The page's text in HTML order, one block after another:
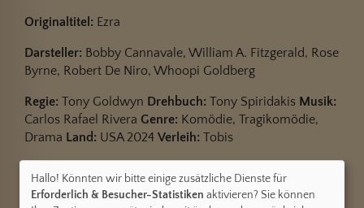
Originaltitel: Ezra
Darsteller: Bobby Cannavale, William A. Fitzgerald, Rose
Byrne, Robert De Niro, Whoopi Goldberg
Regie: Tony Goldwyn Drehbuch: Tony Spiridakis Musik:
Carlos Rafael Rivera Genre: Komödie, Tragikomödie,
Drama Land: USA 2024 Verleih: Tobis
© CINEPROG ...macht Lust auf Ihr Kino!
Hallo! Könnten wir bitte einige zusätzliche Dienste für
Erforderlich & Besucher-Statistiken aktivieren? Sie können